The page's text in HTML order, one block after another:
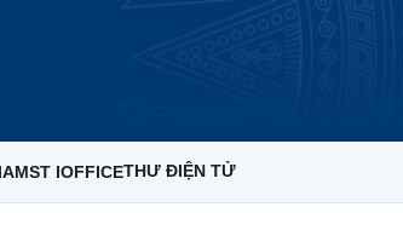
MST IOFFICETHƯ ĐIỆN TỬ